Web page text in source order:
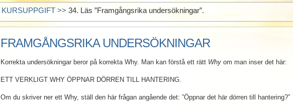
KURSUPPGIFT >> 34. Läs ”Framgångsrika undersökningar”.
FRAMGÅNGSRIKA UNDERSÖKNINGAR
Korrekta undersökningar beror på korrekta Why. Man kan förstå ett rätt Why om man inser det här:
ETT VERKLIGT WHY ÖPPNAR DÖRREN TILL HANTERING.
Om du skriver ner ett Why, ställ den här frågan angående det: ”Öppnar det här dörren till hantering?”